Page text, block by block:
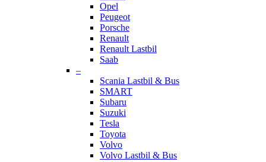
Opel
Peugeot
Porsche
Renault
Renault Lastbil
Saab
–
Scania Lastbil & Bus
SMART
Subaru
Suzuki
Tesla
Toyota
Volvo
Volvo Lastbil & Bus